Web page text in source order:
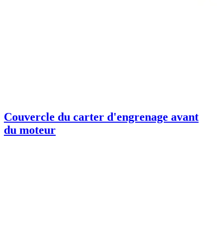
Couvercle du carter d'engrenage avant
du moteur